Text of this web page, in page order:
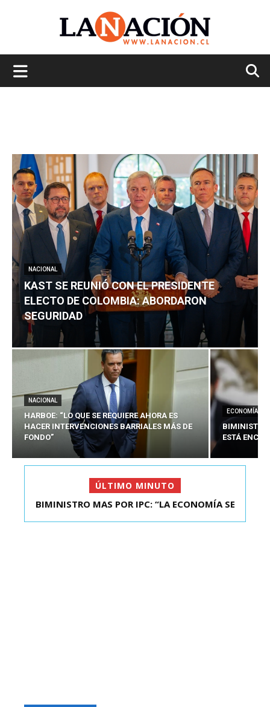
NACIONAL
KAST SE REUNIÓ CON EL PRESIDENTE
ELECTO DE COLOMBIA: ABORDARON
SEGURIDAD
NACIONAL
HARBOE: “LO QUE SE REQUIERE AHORA ES
HACER INTERVENCIONES BARRIALES MÁS DE
FONDO”
ECONOMÍA
BIMINISTRO
ESTÁ
ÚLTIMO MINUTO
BIMINISTRO MAS POR IPC: “LA ECONOMÍA SE